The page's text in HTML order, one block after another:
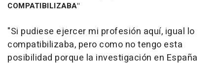
COMPATIBILIZABA"
"Si pudiese ejercer mi profesión aquí, igual lo
compatibilizaba, pero como no tengo esta
posibilidad porque la investigación en España